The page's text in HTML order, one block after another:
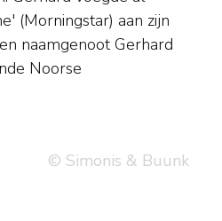
© Simonis & Buunk